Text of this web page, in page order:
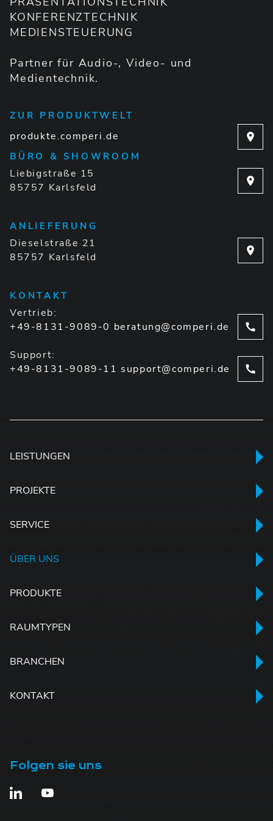
KONFERENZTECHNIK
MEDIENSTEUERUNG
Partner für Audio-, Video- und
Medientechnik.
ZUR PRODUKTWELT
produkte.comperi.de
BÜRO & SHOWROOM
Liebigstraße 15
85757 Karlsfeld
ANLIEFERUNG
Dieselstraße 21
85757 Karlsfeld
KONTAKT
Vertrieb:
+49-8131-9089-0 beratung@comperi.de
Support:
+49-8131-9089-11 support@comperi.de
LEISTUNGEN
PROJEKTE
SERVICE
ÜBER UNS
PRODUKTE
RAUMTYPEN
BRANCHEN
KONTAKT
Folgen sie uns